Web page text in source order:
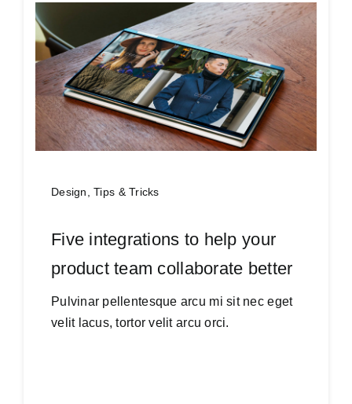
Design,Tips & Tricks
Five integrations to help your
product team collaborate better
Pulvinar pellentesque arcu mi sit nec eget
velit lacus, tortor velit arcu orci.